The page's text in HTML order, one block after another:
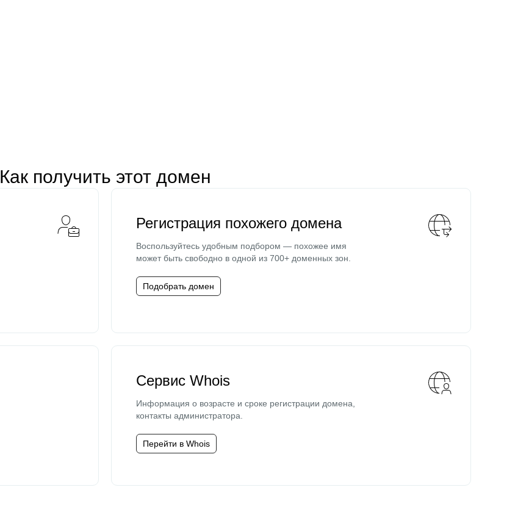
Как получить этот домен
Регистрация похожего домена
Воспользуйтесь удобным подбором — похожее имя
может быть свободно в одной из 700+ доменных зон.
Подобрать домен
Сервис Whois
Информация о возрасте и сроке регистрации домена,
контакты администратора.
Перейти в Whois